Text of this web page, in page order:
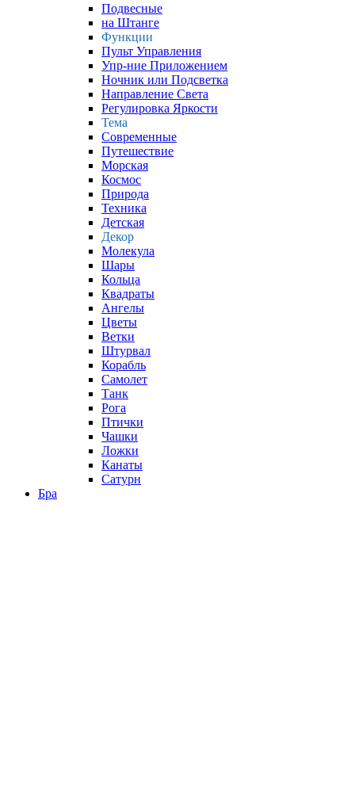
Подвесные
на Штанге
Функции
Пульт Управления
Упр-ние Приложением
Ночник или Подсветка
Направление Света
Регулировка Яркости
Тема
Современные
Путешествие
Морская
Космос
Природа
Техника
Детская
Декор
Молекула
Шары
Кольца
Квадраты
Ангелы
Цветы
Ветки
Штурвал
Корабль
Самолет
Танк
Рога
Птички
Чашки
Ложки
Канаты
Сатурн
Бра